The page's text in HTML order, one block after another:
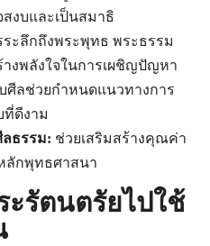
งบและเป็นสมาธิ
ระลึกถึงพระพุทธ พระธรรม
งพลังใจในการเผชิญปัญหา
ศีลช่วยกำหนดแนวทางการ
ที่ดีงาม
ลธรรม: ช่วยเสริมสร้างคุณค่า
ลักพุทธศาสนา
รัตนตรัยไปใช้